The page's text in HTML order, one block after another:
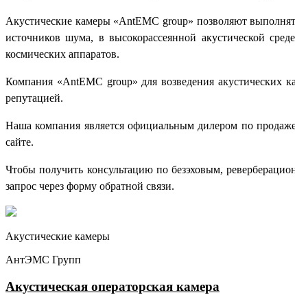
Акустические камеры «AntEMC group» позволяют
источников шума, в высокорассеянной акустической
космических аппаратов.
Компания «AntEMC group» для возведения акустических
репутацией.
Наша компания является официальным дилером по
сайте.
Чтобы получить консультацию по безэховым,
запрос через форму обратной связи.
Акустические камеры
АнтЭМС Групп
Акустическая операторская камера